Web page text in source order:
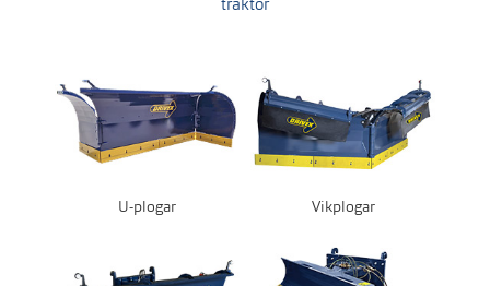
U-plogar Vikplogar